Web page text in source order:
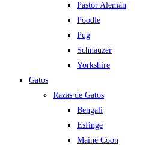
Pastor Alemán
Poodle
Pug
Schnauzer
Yorkshire
Gatos
Razas de Gatos
Bengalí
Esfinge
Maine Coon